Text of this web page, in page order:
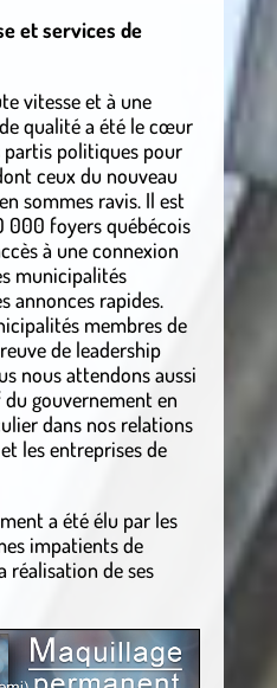
et services de
vitesse et à une
qualité a été le cœur
partis politiques pour
ceux du nouveau
sommes ravis. Il est
000 foyers québécois
à une connexion
municipalités
annonces rapides.
membres de
de leadership
nous attendons aussi
gouvernement en
dans nos relations
les entreprises de
a été élu par les
impatients de
réalisation de ses